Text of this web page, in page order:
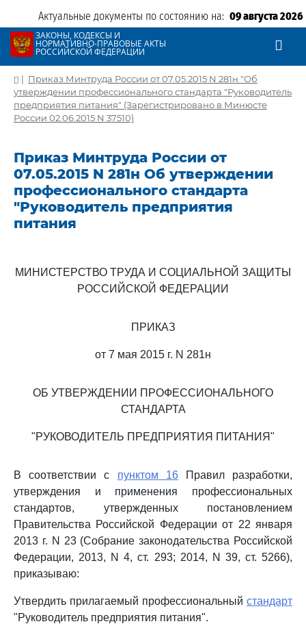
Актуальные документы по состоянию на: 09 августа 2026
ЗАКОНЫ, КОДЕКСЫ И
НОРМАТИВНО-ПРАВОВЫЕ АКТЫ
РОССИЙСКОЙ ФЕДЕРАЦИИ
| Приказ Минтруда России от 07.05.2015 N 281н "Об
утверждении профессионального стандарта "Руководитель
предприятия питания" (Зарегистрировано в Минюсте
России 02.06.2015 N 37510)
Приказ Минтруда России от
07.05.2015 N 281н Об утверждении
профессионального стандарта
"Руководитель предприятия
питания
МИНИСТЕРСТВО ТРУДА И СОЦИАЛЬНОЙ ЗАЩИТЫ
РОССИЙСКОЙ ФЕДЕРАЦИИ
ПРИКАЗ
от 7 мая 2015 г. N 281н
ОБ УТВЕРЖДЕНИИ ПРОФЕССИОНАЛЬНОГО
СТАНДАРТА
"РУКОВОДИТЕЛЬ ПРЕДПРИЯТИЯ ПИТАНИЯ"
В соответствии с пунктом 16Правил разработки,
утверждения и применения профессиональных
стандартов, утвержденных постановлением
Правительства Российской Федерации от 22 января
2013 г. N 23 (Собрание законодательства Российской
Федерации, 2013, N 4, ст. 293; 2014, N 39, ст. 5266),
приказываю:
Утвердить прилагаемый профессиональный стандарт
"Руководитель предприятия питания".